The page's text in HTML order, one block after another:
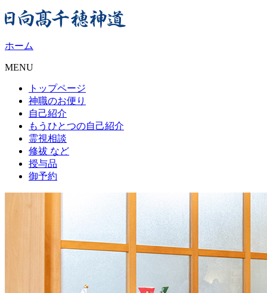
ホーム
MENU
トップページ
神職のお便り
自己紹介
もうひとつの自己紹介
霊視相談
修祓 など
授与品
御予約